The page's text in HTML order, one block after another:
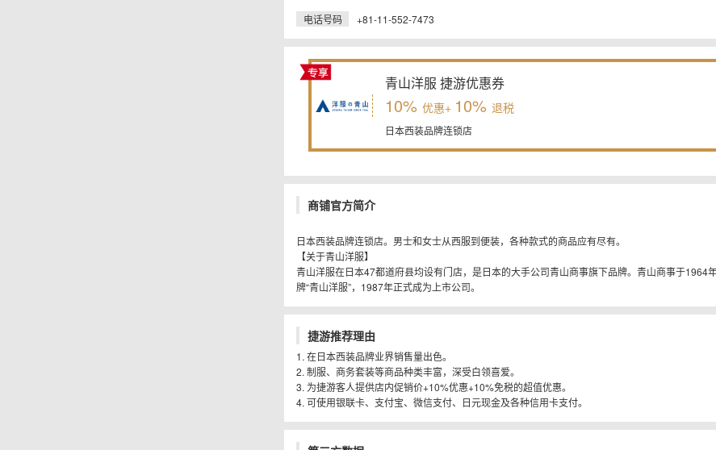
电话号码
+81-11-552-7473
青山洋服 捷游优惠券
10% 优惠+ 10% 退税
日本西装品牌连锁店
商铺官方简介
日本西装品牌连锁店。男士和女士从西服到便装，各种款式的商品应有尽有。
【关于青山洋服】
青山洋服在日本47都道府县均设有门店，是日本的大手公司青山商事旗下品牌。青山商事于1964
牌“青山洋服”，1987年正式成为上市公司。
捷游推荐理由
1. 在日本西装品牌业界销售量出色。
2. 制服、商务套装等商品种类丰富，深受白领喜爱。
3. 为捷游客人提供店内促销价+10%优惠+10%免税的超值优惠。
4. 可使用银联卡、支付宝、微信支付、日元现金及各种信用卡支付。